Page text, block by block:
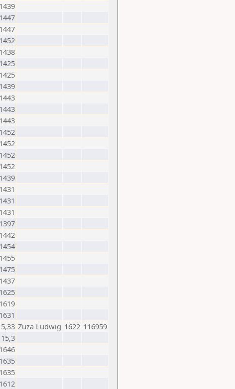
1439
1447
1447
1452
1438
1425
1425
1439
1443
1443
1443
1452
1452
1452
1452
1439
1431
1431
1431
1397
1442
1454
1455
1475
1437
1625
1619
1631
Zuza Ludwig 1622 116959
15,3
1646
1635
1635
1612